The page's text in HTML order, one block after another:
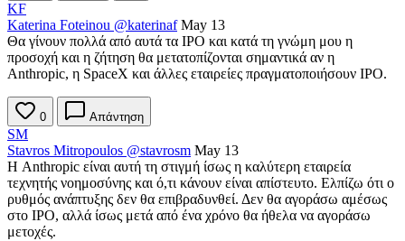
KF
Katerina Foteinou @katerinaf May 13
Θα γίνουν πολλά από αυτά τα IPO και κατά τη γνώμη μου η
προσοχή και η ζήτηση θα μετατοπίζονται σημαντικά αν η
Anthropic, η SpaceX και άλλες εταιρείες πραγματοποιήσουν IPO.
0 Απάντηση
SM
Stavros Mitropoulos @stavrosm May 13
Η Anthropic είναι αυτή τη στιγμή ίσως η καλύτερη εταιρεία
τεχνητής νοημοσύνης και ό,τι κάνουν είναι απίστευτο. Ελπίζω ότι ο
ρυθμός ανάπτυξης δεν θα επιβραδυνθεί. Δεν θα αγοράσω αμέσως
στο IPO, αλλά ίσως μετά από ένα χρόνο θα ήθελα να αγοράσω
μετοχές.